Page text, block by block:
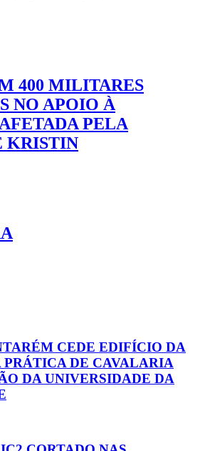
400 MILITARES
NO APOIO À
PELA
KRISTIN
CEDE EDIFÍCIO DA
DE CAVALARIA
DA UNIVERSIDADE DA